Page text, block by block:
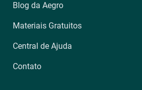
Blog da Aegro
Materiais Gratuitos
Central de Ajuda
Contato